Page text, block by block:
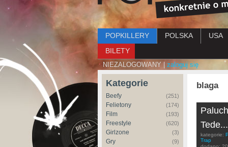
Menu główne
POPKILLERY POLSKA USA
BILETY
NIEZALOGOWANY | zaloguj się
Kategorie
Beefy (251)
Felietony (174)
Film (193)
Freestyle (620)
Girlzone (3)
Gry (9)
blaga
kategorie:
Trap